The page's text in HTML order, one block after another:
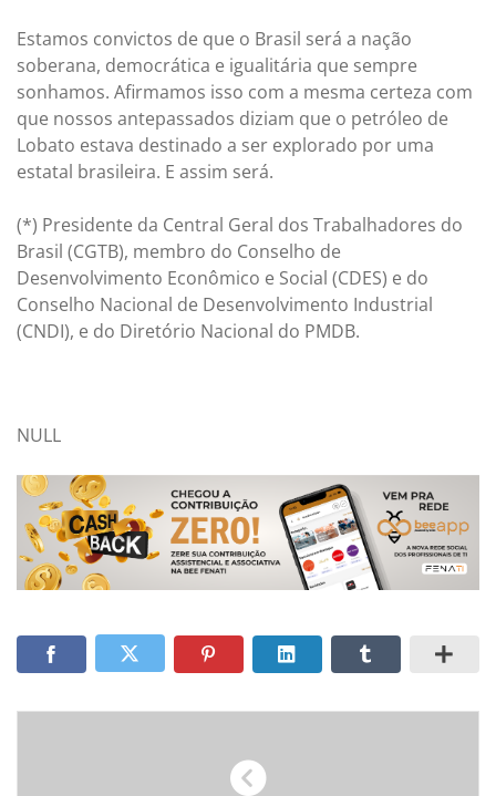
Estamos convictos de que o Brasil será a nação
soberana, democrática e igualitária que sempre
sonhamos. Afirmamos isso com a mesma certeza com
que nossos antepassados diziam que o petróleo de
Lobato estava destinado a ser explorado por uma
estatal brasileira. E assim será.
(*) Presidente da Central Geral dos Trabalhadores do
Brasil (CGTB), membro do Conselho de
Desenvolvimento Econômico e Social (CDES) e do
Conselho Nacional de Desenvolvimento Industrial
(CNDI), e do Diretório Nacional do PMDB.
NULL